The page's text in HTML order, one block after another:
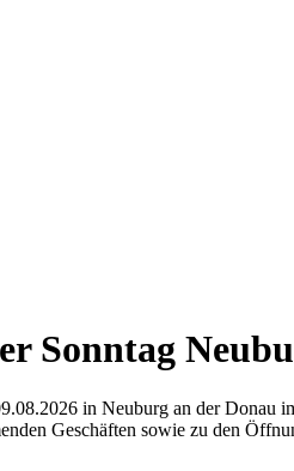
Sonntag
in Neuburg an der
Geschäften sowie zu den